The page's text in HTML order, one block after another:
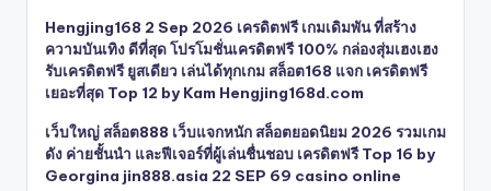
Hengjing168 2 Sep 2026 เครดิตฟรี เกมเดิมพัน ที่สร้าง
ความบันเทิง ดีที่สุด โปรโมชั่นเครดิตฟรี 100% กล่องสุ่มเฮงเฮง
รับเครดิตฟรี ยูสเดียว เล่นได้ทุกเกม สล็อต168 แจก เครดิตฟรี
เยอะที่สุด Top 12 by Kam Hengjing168d.com
เว็บใหญ่ สล็อต888 เว็บแจกหนัก สล็อตยอดนิยม 2026 รวมเกม
ดัง ค่ายชั้นนำ และฟีเจอร์ที่ผู้เล่นชื่นชอบ เครดิตฟรี Top 16 by
Georgina jin888.asia 22 SEP 69 casino online